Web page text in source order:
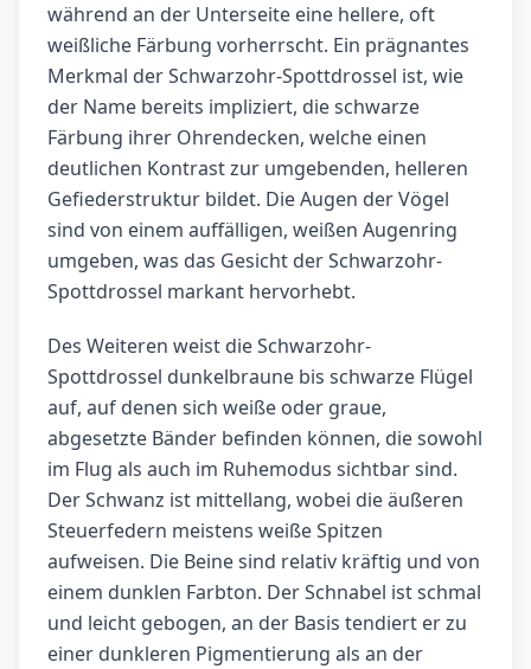
während an der Unterseite eine hellere, oft
weißliche Färbung vorherrscht. Ein prägnantes
Merkmal der Schwarzohr-Spottdrossel ist, wie
der Name bereits impliziert, die schwarze
Färbung ihrer Ohrendecken, welche einen
deutlichen Kontrast zur umgebenden, helleren
Gefiederstruktur bildet. Die Augen der Vögel
sind von einem auffälligen, weißen Augenring
umgeben, was das Gesicht der Schwarzohr-
Spottdrossel markant hervorhebt.
Des Weiteren weist die Schwarzohr-
Spottdrossel dunkelbraune bis schwarze Flügel
auf, auf denen sich weiße oder graue,
abgesetzte Bänder befinden können, die sowohl
im Flug als auch im Ruhemodus sichtbar sind.
Der Schwanz ist mittellang, wobei die äußeren
Steuerfedern meistens weiße Spitzen
aufweisen. Die Beine sind relativ kräftig und von
einem dunklen Farbton. Der Schnabel ist schmal
und leicht gebogen, an der Basis tendiert er zu
einer dunkleren Pigmentierung als an der